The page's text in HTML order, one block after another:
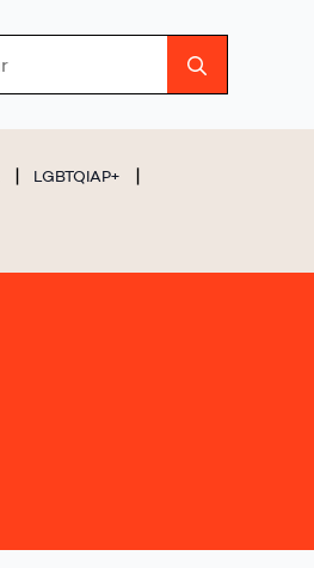
LGBTQIAP+